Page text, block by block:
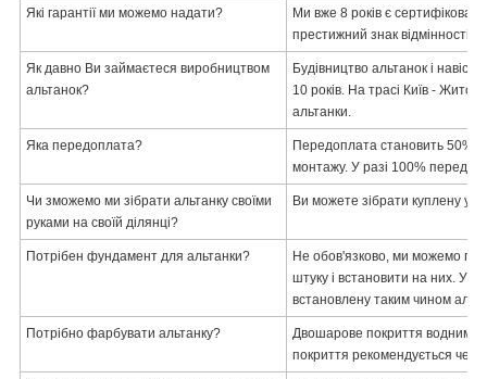
Які гарантії ми можемо надати?
Ми вже 8 років є
престижний знак відмінності,
Як давно Ви займаєтеся виробництвом
альтанок?
Будівництво альтанок і
10 років. На трасі Київ -
альтанки.
Яка передоплата?
Передоплата становить 50%
монтажу. У разі 100%
Чи зможемо ми зібрати альтанку своїми
руками на своїй ділянці?
Ви можете зібрати куплену у
Потрібен фундамент для альтанки?
Не обов'язково, ми можемо
штуку і встановити на них. У
встановлену таким чином
Потрібно фарбувати альтанку?
Двошарове покриття водним
покриття рекомендується